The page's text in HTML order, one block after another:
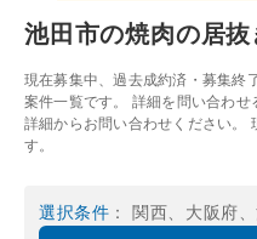
池田市の焼肉の居
現在募集中、過去成約済・募集終
案件一覧です。 詳細を問い合わ
詳細からお問い合わせください。
す。
選択条件 ： 関西、大阪府